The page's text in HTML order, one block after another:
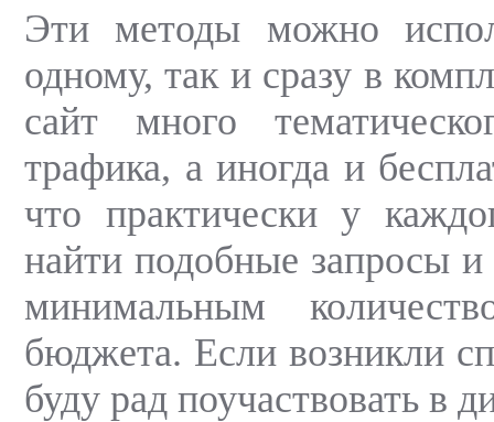
Эти методы можно
одному, так и сразу в
сайт много
трафика, а иногда и
что практически у
найти подобные запросы
минимальным
бюджета. Если возникли
буду рад поучаствовать в